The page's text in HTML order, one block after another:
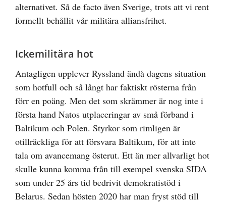
alternativet. Så de facto även Sverige, trots att vi rent
formellt behållit vår militära alliansfrihet.
Ickemilitära hot
Antagligen upplever Ryssland ändå dagens situation
som hotfull och så långt har faktiskt rösterna från
förr en poäng. Men det som skrämmer är nog inte i
första hand Natos utplaceringar av små förband i
Baltikum och Polen. Styrkor som rimligen är
otillräckliga för att försvara Baltikum, för att inte
tala om avancemang österut. Ett än mer allvarligt hot
skulle kunna komma från till exempel svenska SIDA
som under 25 års tid bedrivit demokratistöd i
Belarus. Sedan hösten 2020 har man fryst stöd till